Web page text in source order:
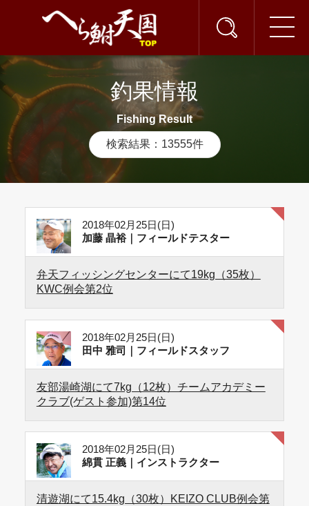
釣果情報
Fishing Result
検索結果：13555件
2018年02月25日(日)
加藤 晶裕｜フィールドテスター
弁天フィッシングセンターにて19kg（35枚）
KWC例会第2位
2018年02月25日(日)
田中 雅司｜フィールドスタッフ
友部湯崎湖にて7kg（12枚）チームアカデミー
クラブ(ゲスト参加)第14位
2018年02月25日(日)
綿貫 正義｜インストラクター
清遊湖にて15.4kg（30枚）KEIZO CLUB例会第